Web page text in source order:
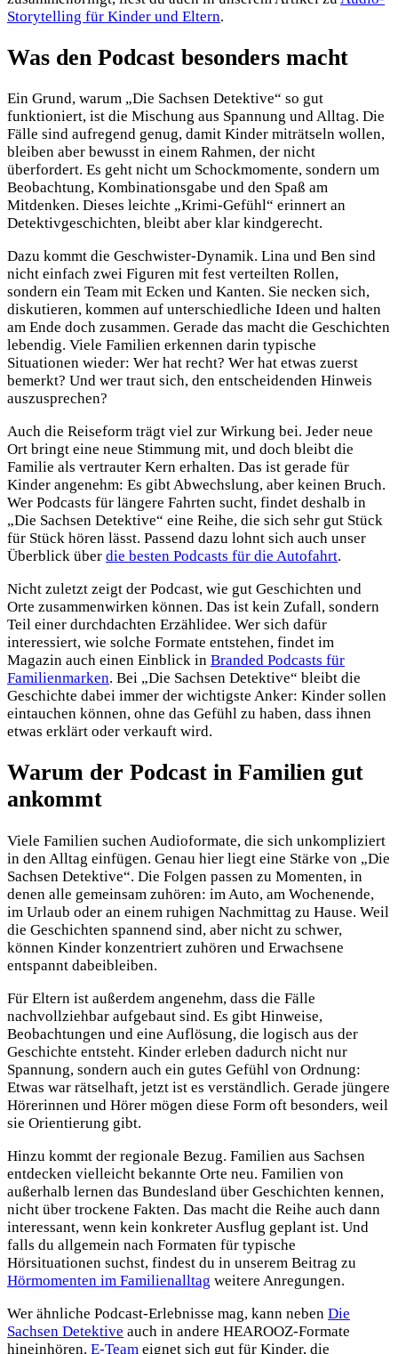
Storytelling für Kinder und Eltern.
Was den Podcast besonders macht
Ein Grund, warum „Die Sachsen Detektive“ so gut
funktioniert, ist die Mischung aus Spannung und Alltag. Die
Fälle sind aufregend genug, damit Kinder miträtseln wollen,
bleiben aber bewusst in einem Rahmen, der nicht
überfordert. Es geht nicht um Schockmomente, sondern um
Beobachtung, Kombinationsgabe und den Spaß am
Mitdenken. Dieses leichte „Krimi-Gefühl“ erinnert an
Detektivgeschichten, bleibt aber klar kindgerecht.
Dazu kommt die Geschwister-Dynamik. Lina und Ben sind
nicht einfach zwei Figuren mit fest verteilten Rollen,
sondern ein Team mit Ecken und Kanten. Sie necken sich,
diskutieren, kommen auf unterschiedliche Ideen und halten
am Ende doch zusammen. Gerade das macht die Geschichten
lebendig. Viele Familien erkennen darin typische
Situationen wieder: Wer hat recht? Wer hat etwas zuerst
bemerkt? Und wer traut sich, den entscheidenden Hinweis
auszusprechen?
Auch die Reiseform trägt viel zur Wirkung bei. Jeder neue
Ort bringt eine neue Stimmung mit, und doch bleibt die
Familie als vertrauter Kern erhalten. Das ist gerade für
Kinder angenehm: Es gibt Abwechslung, aber keinen Bruch.
Wer Podcasts für längere Fahrten sucht, findet deshalb in
„Die Sachsen Detektive“ eine Reihe, die sich sehr gut Stück
für Stück hören lässt. Passend dazu lohnt sich auch unser
Überblick über die besten Podcasts für die Autofahrt.
Nicht zuletzt zeigt der Podcast, wie gut Geschichten und
Orte zusammenwirken können. Das ist kein Zufall, sondern
Teil einer durchdachten Erzählidee. Wer sich dafür
interessiert, wie solche Formate entstehen, findet im
Magazin auch einen Einblick in Branded Podcasts für
Familienmarken. Bei „Die Sachsen Detektive“ bleibt die
Geschichte dabei immer der wichtigste Anker: Kinder sollen
eintauchen können, ohne das Gefühl zu haben, dass ihnen
etwas erklärt oder verkauft wird.
Warum der Podcast in Familien gut
ankommt
Viele Familien suchen Audioformate, die sich unkompliziert
in den Alltag einfügen. Genau hier liegt eine Stärke von „Die
Sachsen Detektive“. Die Folgen passen zu Momenten, in
denen alle gemeinsam zuhören: im Auto, am Wochenende,
im Urlaub oder an einem ruhigen Nachmittag zu Hause. Weil
die Geschichten spannend sind, aber nicht zu schwer,
können Kinder konzentriert zuhören und Erwachsene
entspannt dabeibleiben.
Für Eltern ist außerdem angenehm, dass die Fälle
nachvollziehbar aufgebaut sind. Es gibt Hinweise,
Beobachtungen und eine Auflösung, die logisch aus der
Geschichte entsteht. Kinder erleben dadurch nicht nur
Spannung, sondern auch ein gutes Gefühl von Ordnung:
Etwas war rätselhaft, jetzt ist es verständlich. Gerade jüngere
Hörerinnen und Hörer mögen diese Form oft besonders, weil
sie Orientierung gibt.
Hinzu kommt der regionale Bezug. Familien aus Sachsen
entdecken vielleicht bekannte Orte neu. Familien von
außerhalb lernen das Bundesland über Geschichten kennen,
nicht über trockene Fakten. Das macht die Reihe auch dann
interessant, wenn kein konkreter Ausflug geplant ist. Und
falls du allgemein nach Formaten für typische
Hörsituationen suchst, findest du in unserem Beitrag zu
Hörmomenten im Familienalltag weitere Anregungen.
Wer ähnliche Podcast-Erlebnisse mag, kann neben Die
Sachsen Detektive auch in andere HEAROOZ-Formate
hineinhören. E-Team eignet sich gut für Kinder, die